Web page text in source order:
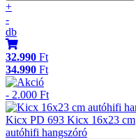
+
-
db
32.990 Ft
34.990 Ft
- 2.000 Ft
Kicx PD 693 Kicx 16x23 cm
autóhifi hangszóró